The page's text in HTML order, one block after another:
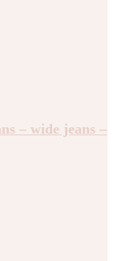
– wide jeans –